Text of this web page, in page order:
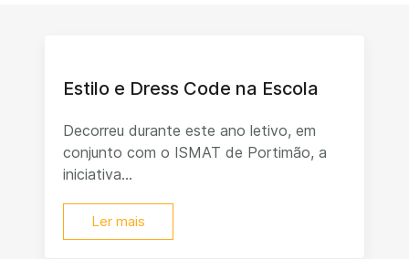
Estilo e Dress Code na Escola
Decorreu durante este ano letivo, em
conjunto com o ISMAT de Portimão, a
iniciativa...
Ler mais